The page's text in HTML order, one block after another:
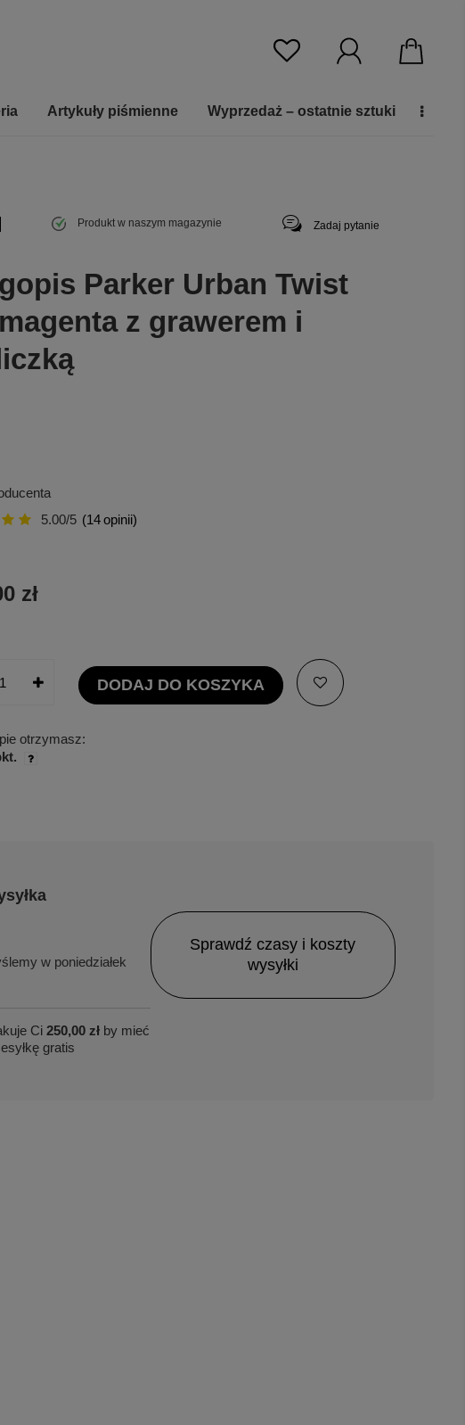
Artykuły piśmienne Wyprzedaż – ostatnie sztuki
Produkt w naszym magazynie Zadaj pytanie
Parker Urban Twist
z grawerem i
5.00/5 (14opinii)
zł
DODAJ DO KOSZYKA
otrzymasz:
w poniedziałek
Ci 250,00 zł by mieć
gratis
Sprawdź czasy i koszty
wysyłki